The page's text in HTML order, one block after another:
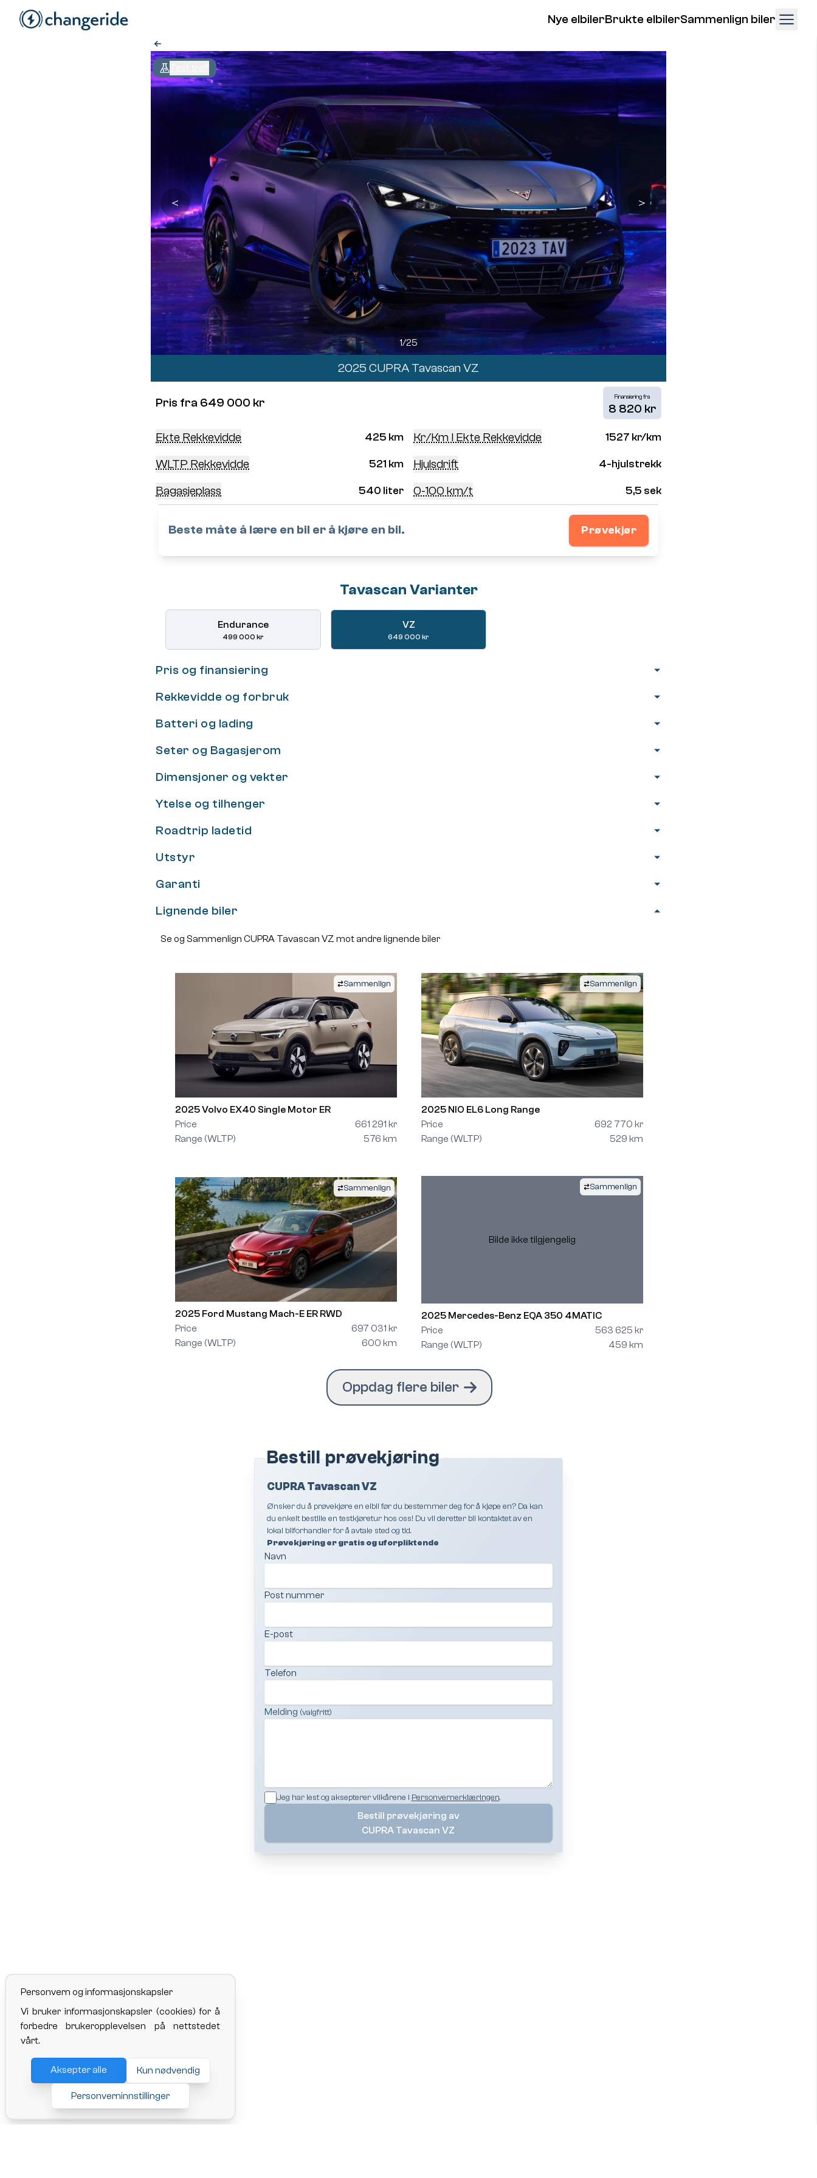
Nye elbilerBrukte elbilerSammenlign biler
Personvern og informasjonskapsler
Vi bruker informasjonskapsler (cookies) for å
forbedre brukeropplevelsen på nettstedet
vårt.
Aksepter alle Kun nødvendig
Personverninnstillinger
＜
1/25
＞
2025 CUPRA Tavascan VZ
Pris fra 649 000 kr Finansiering fra
8 820 kr
Ekte Rekkevidde 425 km Kr/km I Ekte Rekkevidde 1527 kr/km
WLTP Rekkevidde 521 km Hjulsdrift 4-hjulstrekk
Bagasjeplass 540 liter 0-100 km/t 5,5 sek
Beste måte å lære en bil er å kjøre en bil. Prøvekjør
Tavascan Varianter
Endurance
499 000 kr
VZ
649 000 kr
Pris og finansiering
Rekkevidde og forbruk
Batteri og lading
Seter og Bagasjerom
Dimensjoner og vekter
Ytelse og tilhenger
Roadtrip ladetid
Utstyr
Garanti
Lignende biler
Se og Sammenlign CUPRA Tavascan VZ mot andre lignende biler
Sammenlign
2025 Volvo EX40 Single Motor ER
Price
661 291 kr
Range (WLTP)
576 km
Sammenlign
2025 NIO EL6 Long Range
Price
692 770 kr
Range (WLTP)
529 km
Sammenlign
2025 Ford Mustang Mach-E ER RWD
Price
697 031 kr
Range (WLTP)
600 km
Sammenlign
Bilde ikke tilgjengelig
2025 Mercedes-Benz EQA 350 4MATIC
Price
563 625 kr
Range (WLTP)
459 km
Oppdag flere biler
Bestill prøvekjøring
CUPRA Tavascan VZ
Ønsker du å prøvekjøre en elbil før du bestemmer deg for å kjøpe en? Da kan
du enkelt bestille en testkjøretur hos oss! Du vil deretter bli kontaktet av en
lokal bilforhandler for å avtale sted og tid.
Prøvekjøring er gratis og uforpliktende
Navn
Post nummer
E-post
Telefon
Melding (valgfritt)
Jeg har lest og aksepterer vilkårene i Personvernerklæringen.
Bestill prøvekjøring av
CUPRA Tavascan VZ